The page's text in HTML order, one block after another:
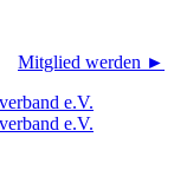
Mitglied werden ►